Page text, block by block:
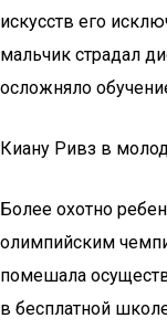
искусств его
мальчик страдал
осложняло
Киану Ривз в
Более охотно
олимпийским
помешала
в бесплатной